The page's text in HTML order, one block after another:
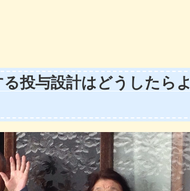
投与設計はどうしたらよ